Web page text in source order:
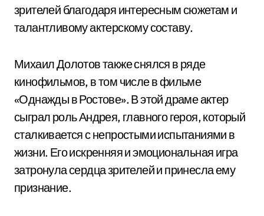
зрителей благодаря интересным сюжетам и
талантливому актерскому составу.
Михаил Долотов также снялся в ряде
кинофильмов, в том числе в фильме
«Однажды в Ростове». В этой драме актер
сыграл роль Андрея, главного героя, который
сталкивается с непростыми испытаниями в
жизни. Его искренняя и эмоциональная игра
затронула сердца зрителей и принесла ему
признание.